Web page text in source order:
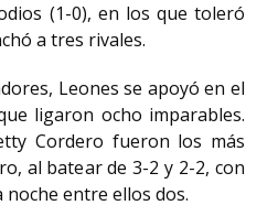
(1-0), en los que toleró
a tres rivales.
Leones se apoyó en el
ligaron ocho imparables.
Cordero fueron los más
al batear de 3-2 y 2-2, con
noche entre ellos dos.